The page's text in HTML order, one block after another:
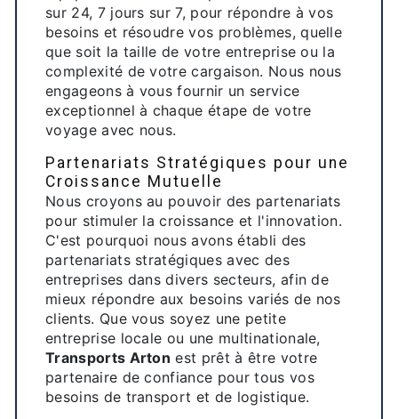
sur 24, 7 jours sur 7, pour répondre à vos
besoins et résoudre vos problèmes, quelle
que soit la taille de votre entreprise ou la
complexité de votre cargaison. Nous nous
engageons à vous fournir un service
exceptionnel à chaque étape de votre
voyage avec nous.
Partenariats Stratégiques pour une
Croissance Mutuelle
Nous croyons au pouvoir des partenariats
pour stimuler la croissance et l'innovation.
C'est pourquoi nous avons établi des
partenariats stratégiques avec des
entreprises dans divers secteurs, afin de
mieux répondre aux besoins variés de nos
clients. Que vous soyez une petite
entreprise locale ou une multinationale,
Transports Arton est prêt à être votre
partenaire de confiance pour tous vos
besoins de transport et de logistique.